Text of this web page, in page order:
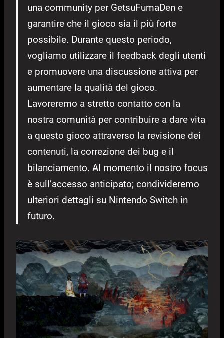
una community per GetsuFumaDen e
garantire che il gioco sia il più forte
possibile. Durante questo periodo,
vogliamo utilizzare il feedback degli utenti
e promuovere una discussione attiva per
aumentare la qualità del gioco.
Lavoreremo a stretto contatto con la
nostra comunità per contribuire a dare vita
a questo gioco attraverso la revisione dei
contenuti, la correzione dei bug e il
bilanciamento. Al momento il nostro focus
è sull’accesso anticipato; condivideremo
ulteriori dettagli su Nintendo Switch in
futuro.